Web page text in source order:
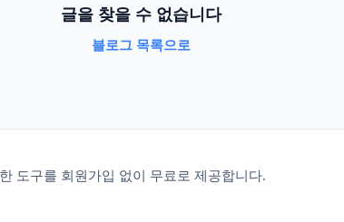
글을 찾을 수 없습니다
블로그 목록으로
도구를 회원가입 없이 무료로 제공합니다.